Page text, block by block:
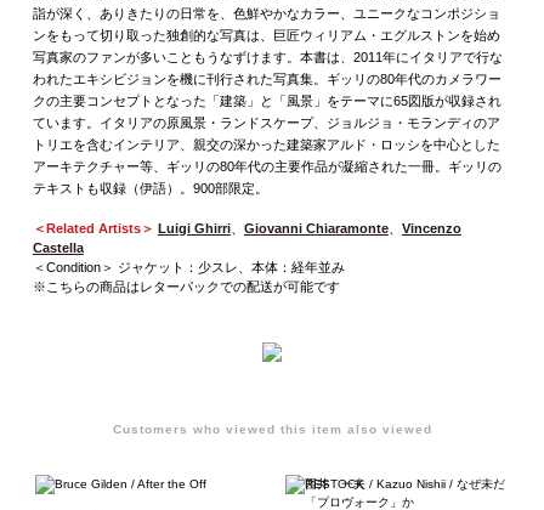
詣が深く、ありきたりの日常を、色鮮やかなカラー、ユニークなコンポジショ
ンをもって切り取った独創的な写真は、巨匠ウィリアム・エグルストンを始め
写真家のファンが多いこともうなずけます。本書は、2011年にイタリアで行な
われたエキシビジョンを機に刊行された写真集。ギッリの80年代のカメラワー
クの主要コンセプトとなった「建築」と「風景」をテーマに65図版が収録され
ています。イタリアの原風景・ランドスケープ、ジョルジョ・モランディのア
トリエを含むインテリア、親交の深かった建築家アルド・ロッシを中心とした
アーキテクチャー等、ギッリの80年代の主要作品が凝縮された一冊。ギッリの
テキストも収録（伊語）。900部限定。
＜Related Artists＞ Luigi Ghirri、 Giovanni Chiaramonte、 Vincenzo
Castella
＜Condition＞ ジャケット：少スレ、本体：経年並み
※こちらの商品はレターパックでの配送が可能です
Customers who viewed this item also viewed